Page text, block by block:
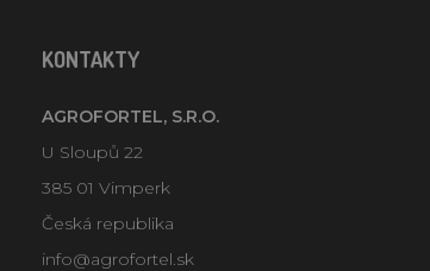
KONTAKTY
AGROFORTEL, S.R.O.
U Sloupů 22
385 01 Vimperk
Česká republika
info@agrofortel.sk